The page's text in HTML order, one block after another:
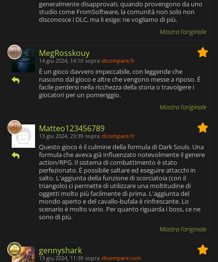
generalmente disapprovati, quando provengono da uno
studio come FromSoftware, la comunità non solo non
disconosce i DLC, ma li esige: ne vogliamo di più.
Mostra l'originale
MegRosskouy
14 giu 2024, 14:10 sopra dlcompare.fr
È un gioco davvero impeccabile, con leggende che
nascono dal gioco e altre che vengono messe a riposo. È
facile perdersi nella ricchezza della storia o travolgere i
giocatori per un pomeriggio.
Mostra l'originale
Matteo123456789
13 giu 2024, 23:39 sopra dlcompare.fr
Questo gioco è il culmine della formula di Dark Souls. Una
formula che aveva già influenzato notevolmente il genere
action/RPG. Il sistema di combattimento è stato
perfezionato. È possibile saltare ed eseguire attacchi in
salto. L'aggiunta della funzione di scorciatoia (con il
triangolo) ci permette di utilizzare una moltitudine di
oggetti molto più facilmente di prima. L'aggiunta del
mondo aperto e del cavallo-bufala è rinfrescante. Lo
scenario è molto vario. Per quanto riguarda i boss, ce ne
sono di più.
Mostra l'originale
gennyshark
13 giu 2024, 11:39 sopra dlcompare.com